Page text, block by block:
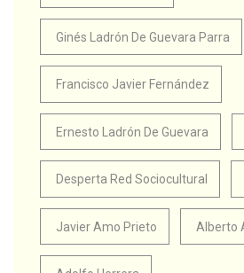
Ginés Ladrón De Guevara Parra
Francisco Javier Fernández
Ernesto Ladrón De Guevara
Desperta Red Sociocultural
Javier Amo Prieto Alberto